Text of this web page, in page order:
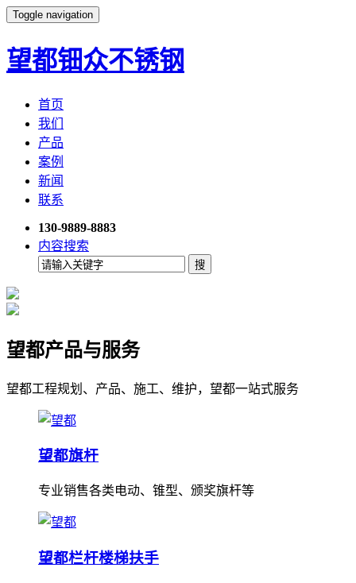
Toggle navigation
望都钿众不锈钢
首页
我们
产品
案例
新闻
联系
130-9889-8883
内容搜索
望都产品与服务
望都工程规划、产品、施工、维护，望都一站式服务
望都旗杆
专业销售各类电动、锥型、颁奖旗杆等
望都栏杆楼梯扶手